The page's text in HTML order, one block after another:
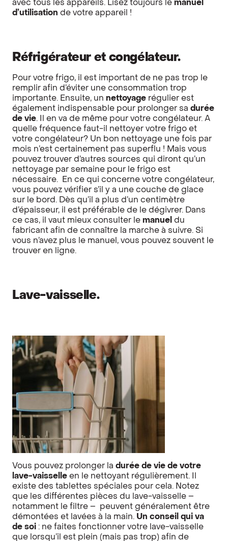
avec tous les appareils. Lisez toujours le manuel
d’utilisation de votre appareil !
Réfrigérateur et congélateur.
Pour votre frigo, il est important de ne pas trop le
remplir afin d’éviter une consommation trop
importante. Ensuite, un nettoyage régulier est
également indispensable pour prolonger sa durée
de vie. Il en va de même pour votre congélateur. A
quelle fréquence faut-il nettoyer votre frigo et
votre congélateur? Un bon nettoyage une fois par
mois n’est certainement pas superflu ! Mais vous
pouvez trouver d’autres sources qui diront qu’un
nettoyage par semaine pour le frigo est
nécessaire. En ce qui concerne votre congélateur,
vous pouvez vérifier s’il y a une couche de glace
sur le bord. Dès qu’il a plus d’un centimètre
d’épaisseur, il est préférable de le dégivrer. Dans
ce cas, il vaut mieux consulter le manuel du
fabricant afin de connaître la marche à suivre. Si
vous n’avez plus le manuel, vous pouvez souvent le
trouver en ligne.
Lave-vaisselle.
Vous pouvez prolonger la durée de vie de votre
lave-vaisselle en le nettoyant régulièrement. Il
existe des tablettes spéciales pour cela. Notez
que les différentes pièces du lave-vaisselle –
notamment le filtre – peuvent généralement être
démontées et lavées à la main. Un conseil qui va
de soi : ne faites fonctionner votre lave-vaisselle
que lorsqu’il est plein (mais pas trop) afin de